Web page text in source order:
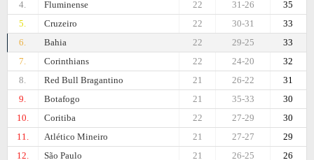
4.
Fluminense 35
31-26
22
5.
Cruzeiro 33
30-31
22
6.
Bahia 33
29-25
22
7.
Corinthians 32
24-20
22
8.
Red Bull Bragantino 31
26-22
21
9.
Botafogo 30
35-33
21
10.
Coritiba 30
27-29
22
11.
Atlético Mineiro 29
27-27
21
12.
São Paulo 26
26-25
21